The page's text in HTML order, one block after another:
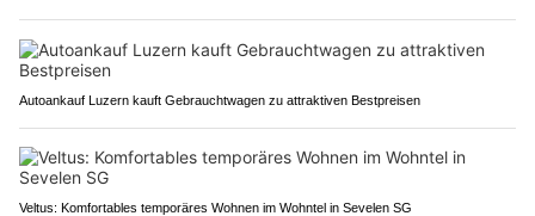
Autoankauf Luzern kauft Gebrauchtwagen zu attraktiven Bestpreisen
Veltus: Komfortables temporäres Wohnen im Wohntel in Sevelen SG